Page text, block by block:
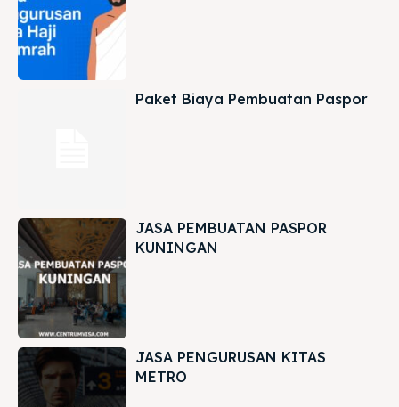
Paket Biaya Pembuatan Paspor
JASA PEMBUATAN PASPOR
KUNINGAN
JASA PENGURUSAN KITAS
METRO